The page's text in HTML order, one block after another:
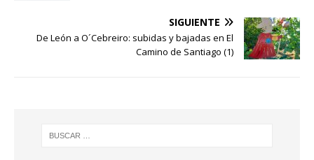
SIGUIENTE
De León a O´Cebreiro: subidas y bajadas en El
Camino de Santiago (1)